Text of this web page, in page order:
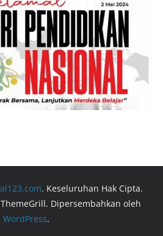
. Keseluruhan Hak Cipta.
Dipersembahkan oleh
WordPress.